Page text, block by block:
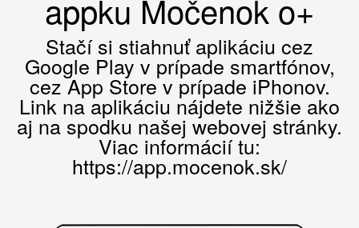
appku Močenok o+
Stačí si stiahnuť aplikáciu cez
Google Play v prípade smartfónov,
cez App Store v prípade iPhonov.
Link na aplikáciu nájdete nižšie ako
aj na spodku našej webovej stránky.
Viac informácií tu:
https://app.mocenok.sk/